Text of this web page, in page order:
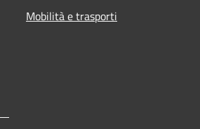
Mobilità e trasporti